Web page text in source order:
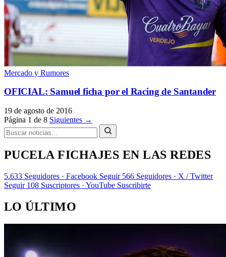
Mercado y Rumores
OFICIAL: Samuel ficha por el Racing de Santander
19 de agosto de 2016
Página 1 de 8 Siguientes →
PUCELA FICHAJES EN LAS REDES
5.633 Seguidores · Facebook Seguir 566 Seguidores · X / Twitter
Seguir 108 Suscriptores · YouTube Suscribirte
LO ÚLTIMO